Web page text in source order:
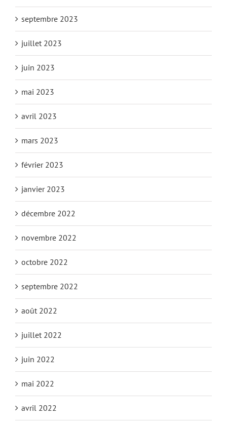
septembre 2023
juillet 2023
juin 2023
mai 2023
avril 2023
mars 2023
février 2023
janvier 2023
décembre 2022
novembre 2022
octobre 2022
septembre 2022
août 2022
juillet 2022
juin 2022
mai 2022
avril 2022